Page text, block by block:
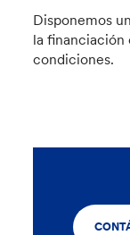
Disponemos
la financiación
condiciones.